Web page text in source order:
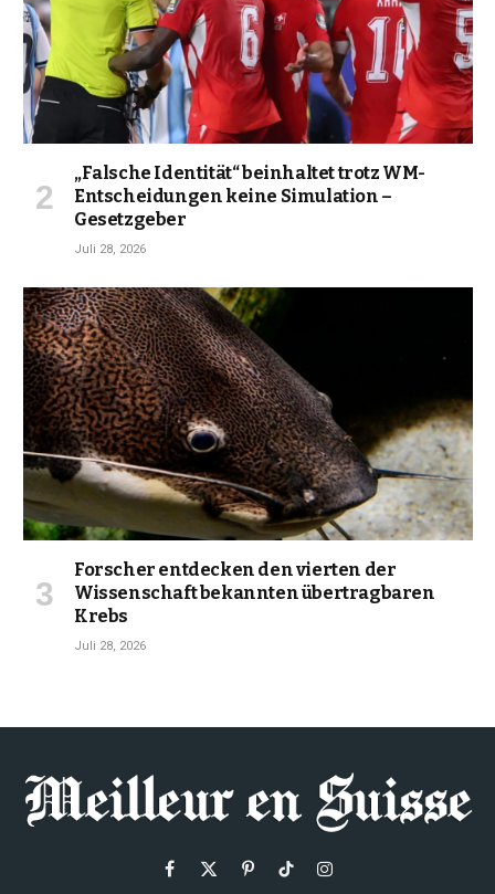
„Falsche Identität“ beinhaltet trotz WM-
Entscheidungen keine Simulation –
Gesetzgeber
Juli 28, 2026
Forscher entdecken den vierten der
Wissenschaft bekannten übertragbaren
Krebs
Juli 28, 2026
Facebook
X
PinterestTikTokInstagram